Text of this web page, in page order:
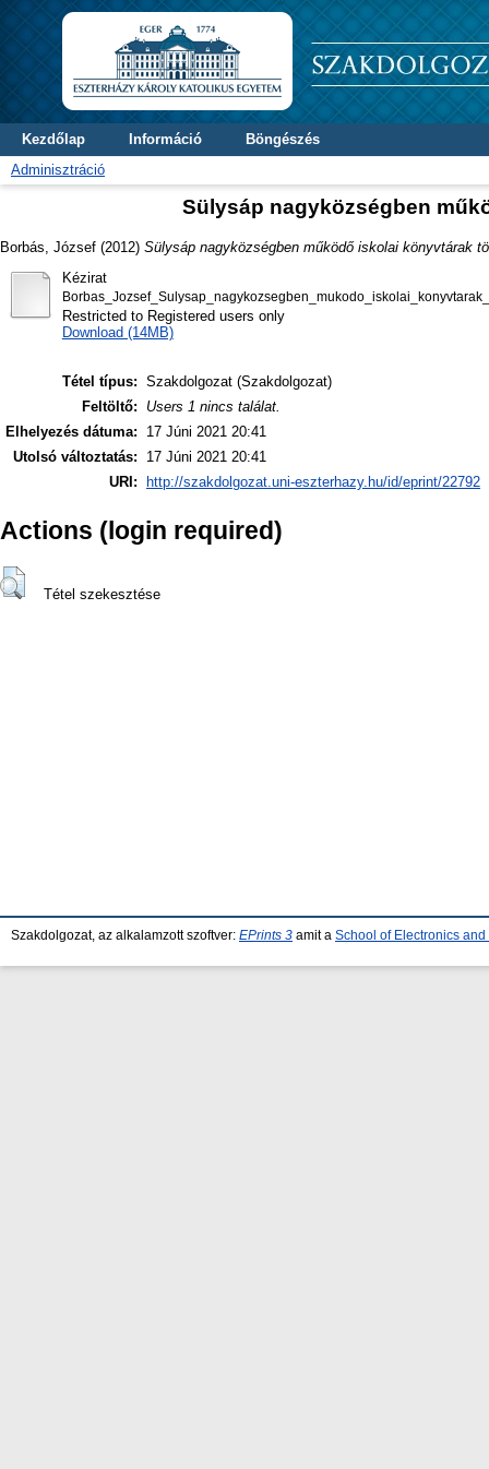
Kezdőlap Információ
Böngészés
Adminisztráció
Sülysáp nagyközségben
Borbás, József (2012) Sülysáp nagyközségben működő iskolai könyvtárak
Kézirat
Restricted to Registered users only
Download (14MB)
Tétel típus: Szakdolgozat (Szakdolgozat)
Feltöltő:
Users 1 nincs találat.
Elhelyezés dátuma:
17 Júni 2021 20:41
Utolsó változtatás:
17 Júni 2021 20:41
URI:
http://szakdolgozat.uni-eszterhazy.hu/id/eprint/22792
Actions (login required)
Tétel szekesztése
Szakdolgozat, az alkalamzott szoftver: EPrints 3 amit a School of Electronics